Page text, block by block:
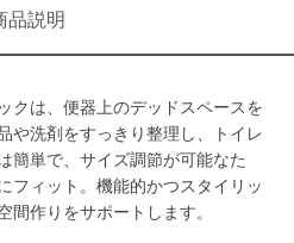
品説明
クは、便器上のデッドスペースを
や洗剤をすっきり整理し、トイレ
簡単で、サイズ調節が可能なた
フィット。機能的かつスタイリッ
間作りをサポートします。